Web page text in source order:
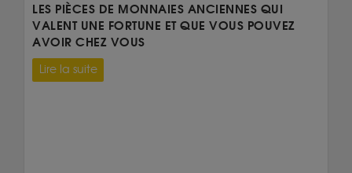
LES PIÈCES DE MONNAIES ANCIENNES QUI
VALENT UNE FORTUNE ET QUE VOUS POUVEZ
AVOIR CHEZ VOUS
Lire la suite